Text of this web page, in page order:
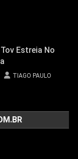
Estreia No
TIAGO PAULO